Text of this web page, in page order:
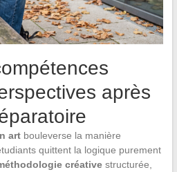
après
artbouleverse la manière
quittent la logique purement
créativestructurée,